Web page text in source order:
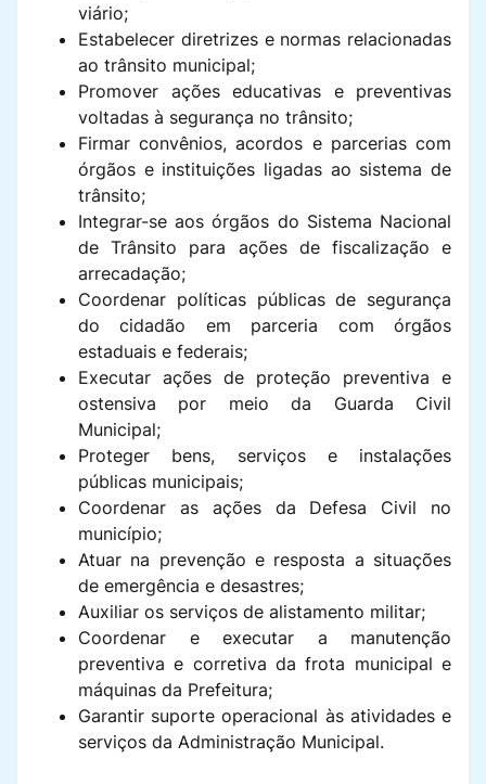
viário;
Estabelecer diretrizes e normas relacionadas
ao trânsito municipal;
Promover ações educativas e preventivas
voltadas à segurança no trânsito;
Firmar convênios, acordos e parcerias com
órgãos e instituições ligadas ao sistema de
trânsito;
Integrar-se aos órgãos do Sistema Nacional
de Trânsito para ações de fiscalização e
arrecadação;
Coordenar políticas públicas de segurança
do cidadão em parceria com órgãos
estaduais e federais;
Executar ações de proteção preventiva e
ostensiva por meio da Guarda Civil
Municipal;
Proteger bens, serviços e instalações
públicas municipais;
Coordenar as ações da Defesa Civil no
município;
Atuar na prevenção e resposta a situações
de emergência e desastres;
Auxiliar os serviços de alistamento militar;
Coordenar e executar a manutenção
preventiva e corretiva da frota municipal e
máquinas da Prefeitura;
Garantir suporte operacional às atividades e
serviços da Administração Municipal.